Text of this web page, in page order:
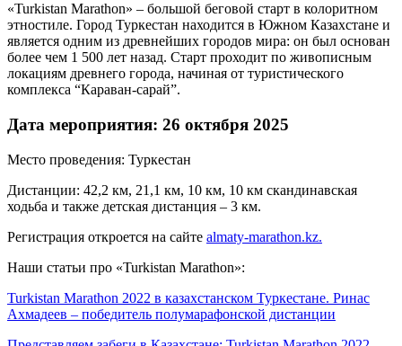
«Turkistan Marathon» – большой беговой старт в колоритном
этностиле. Город Туркестан находится в Южном Казахстане и
является одним из древнейших городов мира: он был основан
более чем 1 500 лет назад. Старт проходит по живописным
локациям древнего города, начиная от туристического
комплекса “Караван-сарай”.
Дата мероприятия: 26 октября 2025
Место проведения: Туркестан
Дистанции: 42,2 км, 21,1 км, 10 км, 10 км скандинавская
ходьба и также детская дистанция – 3 км.
Регистрация откроется на сайте almaty-marathon.kz.
Наши статьи про «Turkistan Marathon»:
Turkistan Marathon 2022 в казахстанском Туркестане. Ринас
Ахмадеев – победитель полумарафонской дистанции